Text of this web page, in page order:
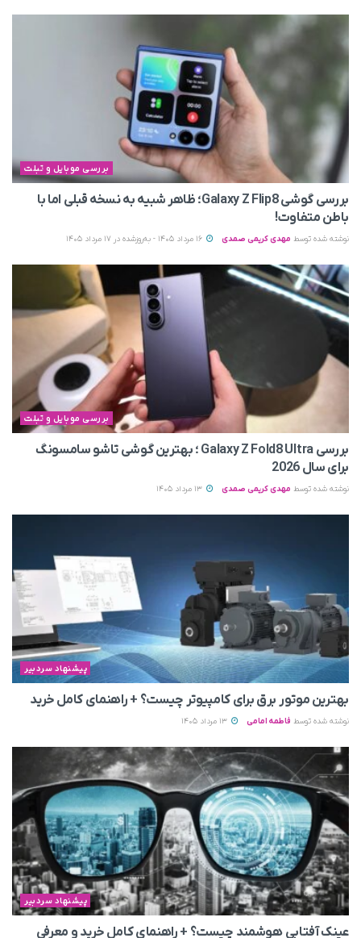
بررسی موبایل و تبلت
بررسی گوشی Galaxy Z Flip8؛ ظاهر شبیه به نسخه قبلی اما با
باطن متفاوت!
نوشته شده توسط مهدی کریمی صمدی
بررسی موبایل و تبلت
بررسی Galaxy Z Fold8 Ultra ؛ بهترین گوشی تاشو سامسونگ
برای سال 2026
نوشته شده توسط مهدی کریمی صمدی
پیشنهاد سردبیر
بهترین موتور برق برای کامپیوتر چیست؟ + راهنمای کامل خرید
نوشته شده توسط فاطمه امامی
پیشنهاد سردبیر
عینک آفتابی هوشمند چیست؟ + راهنمای کامل خرید و معرفی